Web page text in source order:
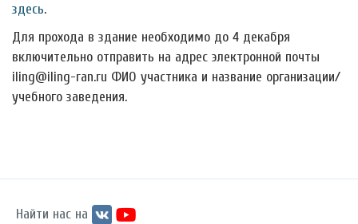
здесь.
Для прохода в здание необходимо до 4 декабря
включительно отправить на адрес электронной почты
iling@iling-ran.ru ФИО участника и название организации/
учебного заведения.
Найти нас на